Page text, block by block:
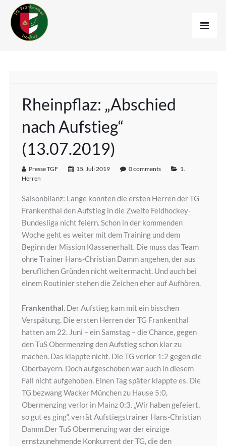
Rheinpflaz: „Abschied
nach Aufstieg“
(13.07.2019)
Presse TGF 15. Juli 2019 0 comments
1.
Herren
Saisonbilanz: Lange konnten die ersten Herren der TG
Frankenthal den Aufstieg in die Zweite Feldhockey-
Bundesliga nicht feiern. Schon in der kommenden
Woche geht es weiter mit dem Training und dem
Beginn der Mission Klassenerhalt. Die muss das Team
ohne Trainer Hans-Christian Damm angehen, der aus
beruflichen Gründen nicht weitermacht. Und auch bei
einem Routinier stehen die Zeichen eher auf Aufhören.
Frankenthal.Der Aufstieg kam mit ein bisschen
Verspätung. Die ersten Herren der TG Frankenthal
hatten am 22. Juni – ein Samstag – die Chance, gegen
den TuS Obermenzing den Aufstieg schon klar zu
machen. Das klappte nicht. Die TG verlor 1:2 gegen die
Oberbayern. Doch aufgeschoben war auch in diesem
Fall nicht aufgehoben. Einen Tag später klappte es. Die
TG bezwang Wacker München zu Hause 5:0,
Obermenzing verlor in Mainz 0:3. „Wir haben gefeiert,
so gut es ging“, verrät Aufstiegstrainer Hans-Christian
Damm.Der TuS Obermenzing war der einzige
ernstzunehmende Konkurrent der TG, die den